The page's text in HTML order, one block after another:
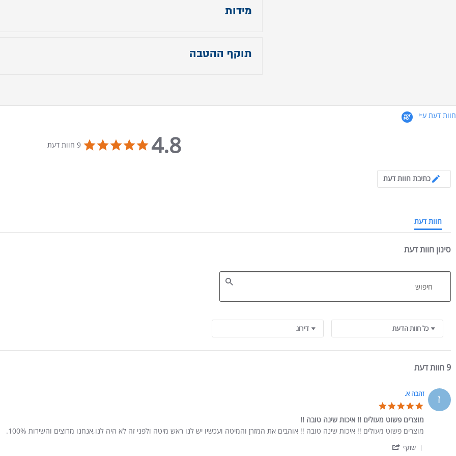
מידות
מידות השידה:
תוקף ההטבה
חוות דעת ע״י
4.8
4.8 star rating
9 חוות דעת
כתיבת חוות דעת
חוות דעת
סינון חוות דעת
דירוג כל חוות הדעת
9 חוות דעת
ז זהבה א.
מוצרים פשוט מעולים !! איכות שינה טובה !!
Review by זהבה א. on 12 Jan 2023
review stating מוצרים פשוט מעולים !! איכות שינה טובה !!
מוצרים פשוט מעולים !! איכות שינה טובה !! אוהבים את המזרן והמיטה ועכשיו יש לנו ראש מיטה ולפני זה לא היה לנו,אנחנו מרוצים והשירות 100%.
שתף